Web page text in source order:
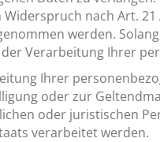
Widerspruch nach Art.
werden.
Verarbeitung Ihrer
Ihrer
oder zur
oder juristischen
verarbeitet werden.